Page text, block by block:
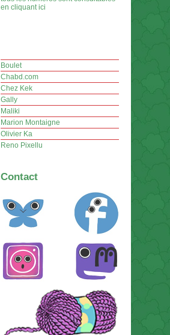
en cliquant ici
Boulet
Chabd.com
Chez Kek
Gally
Maliki
Marion Montaigne
Olivier Ka
Reno Pixellu
Contact